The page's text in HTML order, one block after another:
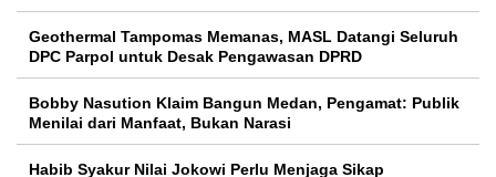
Geothermal Tampomas Memanas, MASL Datangi Seluruh
DPC Parpol untuk Desak Pengawasan DPRD
Bobby Nasution Klaim Bangun Medan, Pengamat: Publik
Menilai dari Manfaat, Bukan Narasi
Habib Syakur Nilai Jokowi Perlu Menjaga Sikap